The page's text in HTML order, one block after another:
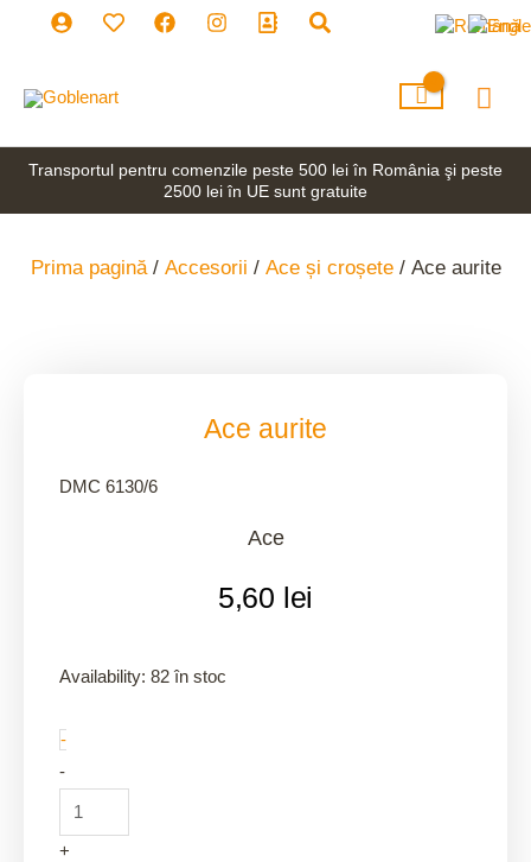
Transportul pentru comenzile peste 500 lei în România şi peste
2500 lei în UE sunt gratuite
Prima pagină/ Accesorii / Ace și croșete/ Ace aurite
Ace aurite
DMC 6130/6
Ace
5,60 lei
Availability: 82 în stoc
-
Ace
quantity
-
+